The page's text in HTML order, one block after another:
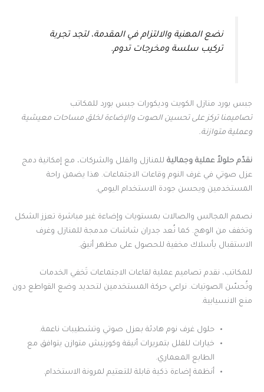
نضع المهنية والالتزام في المقدمة، لتجد تجربة
تركيب سلسة ومخرجات تدوم.
جبس بورد منازل الكويت وديكورات جبس بورد للمكاتب
تصاميمنا تركز على تحسين الصوت والإضاءة لخلق مساحات معيشية
وعملية متوازنة.
نقدّم حلولاً عملية وجمالية للمنازل والفلل والشركات، مع إمكانية دمج
عزل صوتي في غرف النوم وقاعات الاجتماعات. هذا يضمن راحة
المستخدمين ويحسن جودة الاستخدام اليومي.
نصمم المجالس والصالات بمستويات وإضاءة غير مباشرة تعزز الشكل
وتخفف من الوهج. كما نُعد جدران شاشات مدمجة للمنازل وغرف
الاستقبال بأسلاك مخفية للحصول على مظهر أنيق.
للمكاتب، نقدم تصاميم عملية لقاعات الاجتماعات تَخفي الخدمات
وتُحسّن الصوتيات. نراعي حركة المستخدمين لتحديد وضع القواطع دون
منع الانسيابية.
حلول غرف نوم هادئة بعزل صوتي وتشطيبات ناعمة.
خيارات للفلل بتمريرات أنيقة وكورنيش متوازن يتوافق مع
الطابع المعماري.
أنظمة إضاءة ذكية قابلة للتعتيم لمرونة الاستخدام.